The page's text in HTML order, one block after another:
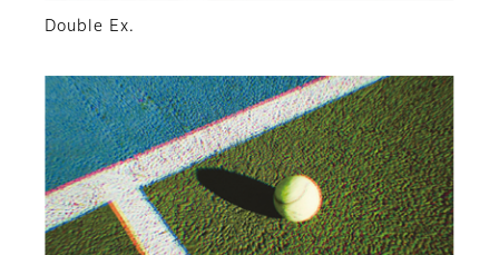
Double Ex.